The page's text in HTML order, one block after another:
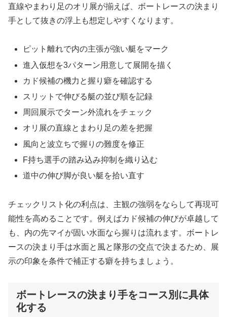
直線やまわり足のオリ展が揃えば、ボートレースの決まり
手として抜きの浮上も想定しやすくなります。
ピット離れで内の主張が強い艇をマーク
進入仮想を3パターン用意して展開を描く
カド候補の機力と握り癖を確認する
スリットで伸びる艇の並び順を記録
周回展示でターン外流れをチェック
オリ展の直線とまわり足の差を把握
風向と波立ちで握りの難度を修正
F持ち選手の踏み込み抑制を織り込む
道中の伸び脚が良い艇を拾い直す
チェックリスト化の利点は、主観の強弱をならして再現可
能性を高めることです。例えばカド候補の伸びが卓越して
も、内の先マイが固い水面なら握りは流れます。ボートレ
ースの決まり手は水面と風と隊形の交点で決まるため、展
示の印象を条件で補正する癖を持ちましょう。
ボートレースの決まり手をコース別に具体
化する